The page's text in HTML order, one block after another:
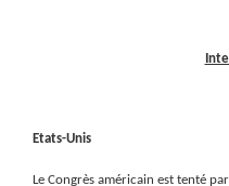
Etats-Unis
Le Congrès américain est tenté